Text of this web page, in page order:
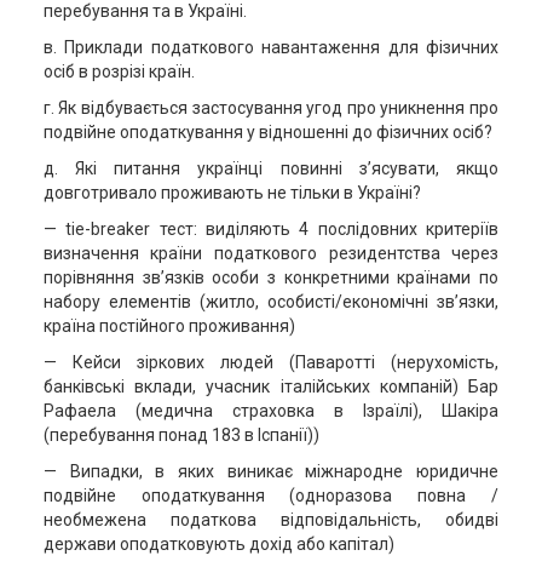
перебування та в Україні.
в. Приклади податкового навантаження для фізичних
осіб в розрізі країн.
г. Як відбувається застосування угод про уникнення про
подвійне оподаткування у відношенні до фізичних осіб?
д. Які питання українці повинні з’ясувати, якщо
довготривало проживають не тільки в Україні?
— tie-breaker тест: виділяють 4 послідовних критеріїв
визначення країни податкового резидентства через
порівняння зв’язків особи з конкретними країнами по
набору елементів (житло, особисті/економічні зв’язки,
країна постійного проживання)
— Кейси зіркових людей (Паваротті (нерухомість,
банківські вклади, учасник італійських компаній) Бар
Рафаела (медична страховка в Ізраїлі), Шакіра
(перебування понад 183 в Іспанії))
— Випадки, в яких виникає міжнародне юридичне
подвійне оподаткування (одноразова повна /
необмежена податкова відповідальність, обидві
держави оподатковують дохід або капітал)